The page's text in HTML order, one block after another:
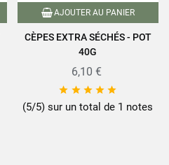
AJOUTER AU PANIER
CÈPES EXTRA SÉCHÉS - POT
40G
6,10 €
    
(5/5) sur un total de 1 notes